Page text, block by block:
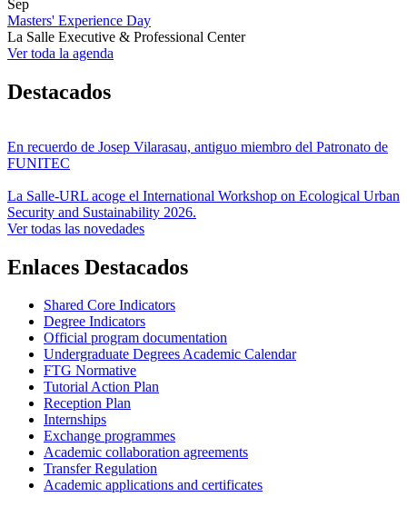
Sep
Masters' Experience Day
La Salle Executive & Professional Center
Ver toda la agenda
Destacados
En recuerdo de Josep Vilarasau, antiguo miembro del Patronato de
FUNITEC
La Salle-URL acoge el International Workshop on Ecological Urban
Security and Sustainability 2026.
Ver todas las novedades
Enlaces Destacados
Shared Core Indicators
Degree Indicators
Official program documentation
Undergraduate Degrees Academic Calendar
FTG Normative
Tutorial Action Plan
Reception Plan
Internships
Exchange programmes
Academic collaboration agreements
Transfer Regulation
Academic applications and certificates